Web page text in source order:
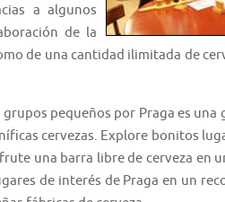
a algunos
de la
de una cantidad ilimitada de
pequeños por Praga es
cervezas. Explore bonitos
una barra libre de cerveza en
de interés de Praga en un